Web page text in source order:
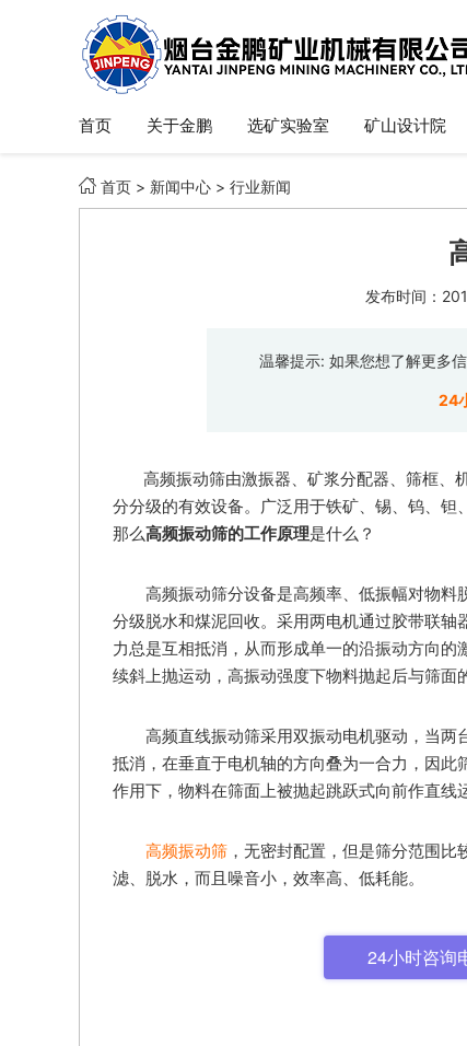
首页 关于金鹏 选矿实验室 矿山设计院
 首页 > 新闻中心 > 行业新闻
发布时间：
温馨提示: 如果您想了解更多
24
高频振动筛由激振器、矿浆分配器、筛框、
分分级的有效设备。广泛用于铁矿、锡、钨、钽
那么高频振动筛的工作原理是什么？
高频振动筛分设备是高频率、低振幅对物
分级脱水和煤泥回收。采用两电机通过胶带联
力总是互相抵消，从而形成单一的沿振动方向
续斜上抛运动，高振动强度下物料抛起后与筛面
高频直线振动筛采用双振动电机驱动，当
抵消，在垂直于电机轴的方向叠为一合力，因
作用下，物料在筛面上被抛起跳跃式向前作直线
高频振动筛 ，无密封配置，但是筛分范围
滤、脱水，而且噪音小，效率高、低耗能。
24小时咨询